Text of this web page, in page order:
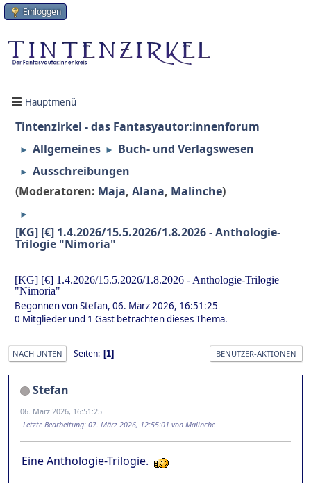
Einloggen
Hauptmenü
Tintenzirkel - das Fantasyautor:innenforum
► Allgemeines ► Buch- und Verlagswesen
► Ausschreibungen
(Moderatoren: Maja, Alana, Malinche)
►
[KG] [€] 1.4.2026/15.5.2026/1.8.2026 - Anthologie-
Trilogie "Nimoria"
[KG] [€] 1.4.2026/15.5.2026/1.8.2026 - Anthologie-Trilogie
"Nimoria"
Begonnen von Stefan, 06. März 2026, 16:51:25
0 Mitglieder und 1 Gast betrachten dieses Thema.
NACH UNTEN Seiten 1 BENUTZER-AKTIONEN
Stefan
06. März 2026, 16:51:25
Letzte Bearbeitung: 07. März 2026, 12:55:01 von Malinche
Eine Anthologie-Trilogie.